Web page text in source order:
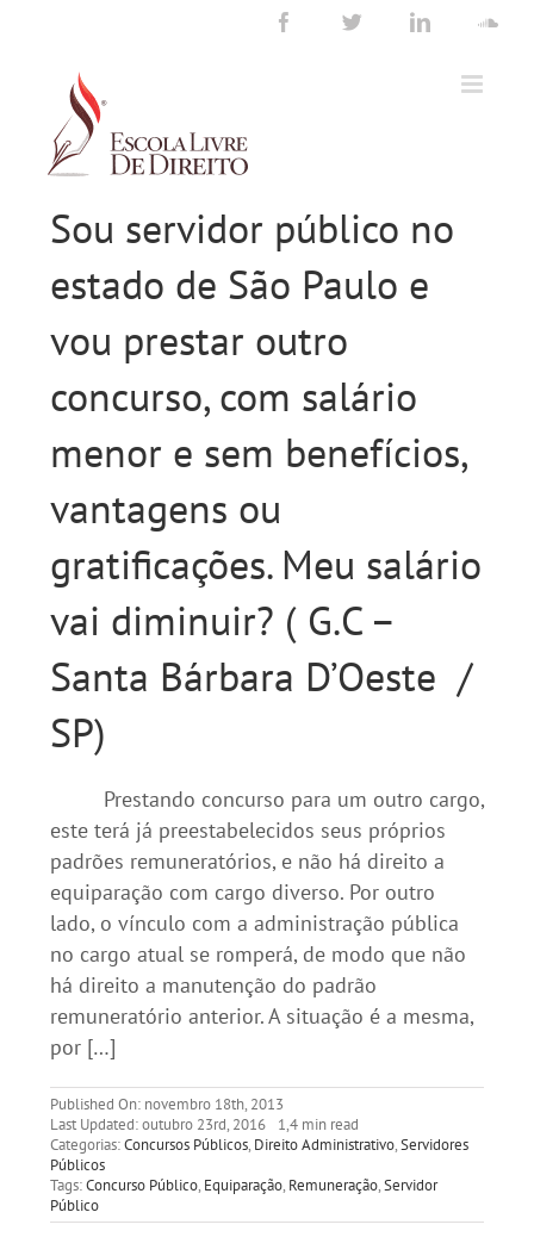
LinkedIn
Twitter
Facebook
Sou servidor público no
estado de São Paulo e
vou prestar outro
concurso, com salário
menor e sem benefícios,
vantagens ou
gratificações. Meu salário
vai diminuir? ( G.C –
Santa Bárbara D’Oeste /
SP)
Prestando concurso para um outro cargo,
este terá já preestabelecidos seus próprios
padrões remuneratórios, e não há direito a
equiparação com cargo diverso. Por outro
lado, o vínculo com a administração pública
no cargo atual se romperá, de modo que não
há direito a manutenção do padrão
remuneratório anterior. A situação é a mesma,
por […]
Published On: novembro 18th, 2013
Last Updated: outubro 23rd, 2016
1,4 min read
Categorias:Concursos Públicos, Direito Administrativo,Servidores
Públicos
Tags:Concurso Público, Equiparação, Remuneração,Servidor
Público